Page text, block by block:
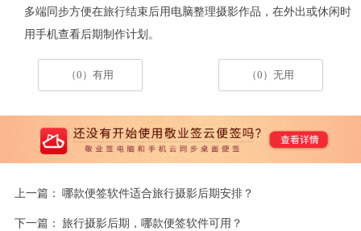
多端同步方便在旅行结束后用电脑整理摄影作品，在外出或休闲时
用手机查看后期制作计划。
（0）有用 （0）无用
上一篇： 哪款便签软件适合旅行摄影后期安排？
下一篇： 旅行摄影后期，哪款便签软件可用？